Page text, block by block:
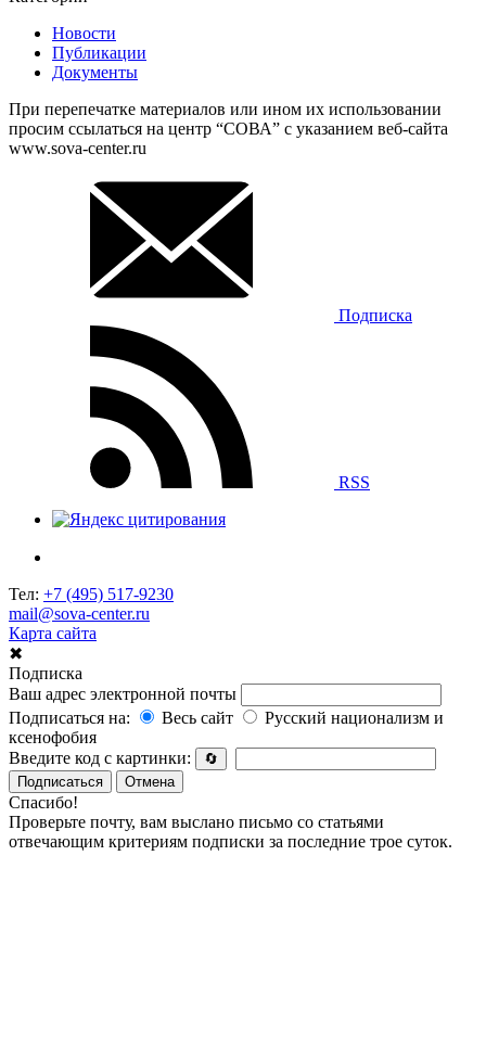
Новости
Публикации
Документы
При перепечатке материалов или ином их использовании
просим ссылаться на центр “СОВА” с указанием веб-сайта
www.sova-center.ru
Подписка
RSS
Тел: +7 (495) 517-9230
mail@sova-center.ru
Карта сайта
✖
Подписка
Ваш адрес электронной почты
Подписаться на:
Весь сайт
Русский национализм и
ксенофобия
Введите код с картинки:
🔄
Подписаться
Отмена
Спасибо!
Проверьте почту, вам выслано письмо со статьями
отвечающим критериям подписки за последние трое суток.